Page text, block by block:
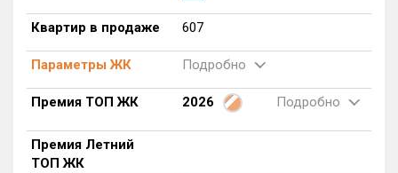
Жилых комплексов
1 из 1 402
Многоквартирных домов
Блокированных домов
Домов с апартаментами
1 из 258
Поселков таунхаусов
Многоквартирных домов
Блокированных домов
Квартир в продаже 607
Параметры ЖК Подробно
Премия ТОП ЖК 2026 Подробно
Премия Летний
ТОП ЖК